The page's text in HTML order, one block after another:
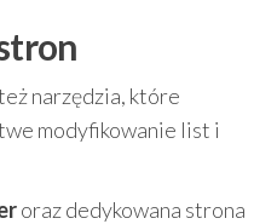
narzędzia, które
modyfikowanie list i
oraz dedykowana strona